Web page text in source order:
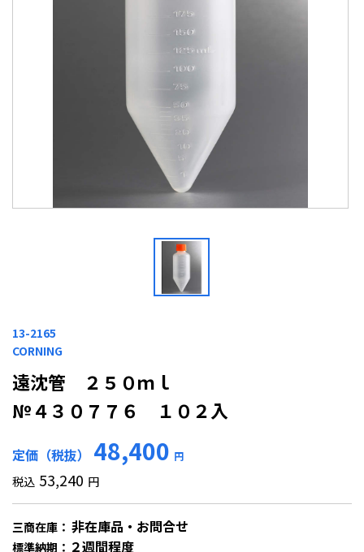
13-2165
CORNING
遠沈管 ２５０ｍｌ
№４３０７７６ １０２入
定価（税抜） 48,400 円
税込 53,240 円
三商在庫： 非在庫品・お問合せ
標準納期： ２週間程度